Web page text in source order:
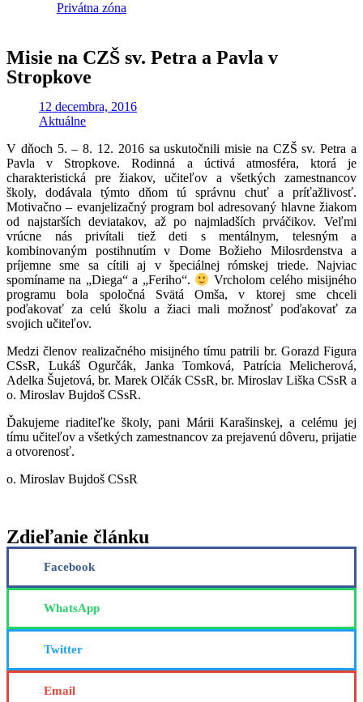
Privátna zóna
Misie na CZŠ sv. Petra a Pavla v
Stropkove
12 decembra, 2016
Aktuálne
V dňoch 5. – 8. 12. 2016 sa uskutočnili misie na CZŠ sv. Petra a
Pavla v Stropkove. Rodinná a úctivá atmosféra, ktorá je
charakteristická pre žiakov, učiteľov a všetkých zamestnancov
školy, dodávala týmto dňom tú správnu chuť a príťažlivosť.
Motivačno – evanjelizačný program bol adresovaný hlavne žiakom
od najstarších deviatakov, až po najmladších prváčikov. Veľmi
vrúcne nás privítali tiež deti s mentálnym, telesným a
kombinovaným postihnutím v Dome Božieho Milosrdenstva a
príjemne sme sa cítili aj v špeciálnej rómskej triede. Najviac
spomíname na „Diega“ a „Feriho“.
Vrcholom celého misijného
programu bola spoločná Svätá Omša, v ktorej sme chceli
poďakovať za celú školu a žiaci mali možnosť poďakovať za
svojich učiteľov.
Medzi členov realizačného misijného tímu patrili br. Gorazd Figura
CSsR, Lukáš Ogurčák, Janka Tomková, Patrícia Melicherová,
Adelka Šujetová, br. Marek Olčák CSsR, br. Miroslav Liška CSsR a
o. Miroslav Bujdoš CSsR.
Ďakujeme riaditeľke školy, pani Márii Karašinskej, a celému jej
tímu učiteľov a všetkých zamestnancov za prejavenú dôveru, prijatie
a otvorenosť.
o. Miroslav Bujdoš CSsR
Zdieľanie článku
Facebook
WhatsApp
Twitter
Email